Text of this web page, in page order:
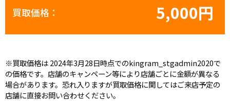
買取価格： 5,000円
※買取価格は 2024年3月28日時点でのkingram_stgadmin2020で
の価格です。店舗のキャンペーン等により店舗ごとに金額が異なる
場合があります。恐れ入りますが買取価格に関してはご来店予定の
店舗に直接お問い合わせください。